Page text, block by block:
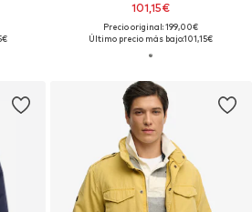
101,15€
Precio original: 199,00€
Último precio más bajo:101,15€